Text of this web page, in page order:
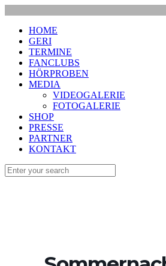
HOME
GERI
TERMINE
FANCLUBS
HÖRPROBEN
MEDIA
VIDEOGALERIE
FOTOGALERIE
SHOP
PRESSE
PARTNER
KONTAKT